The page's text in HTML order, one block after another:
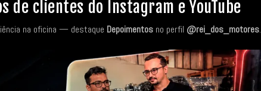
de clientes do Instagram e YouTube
na oficina — destaque Depoimentosno perfil @rei_dos_motores.